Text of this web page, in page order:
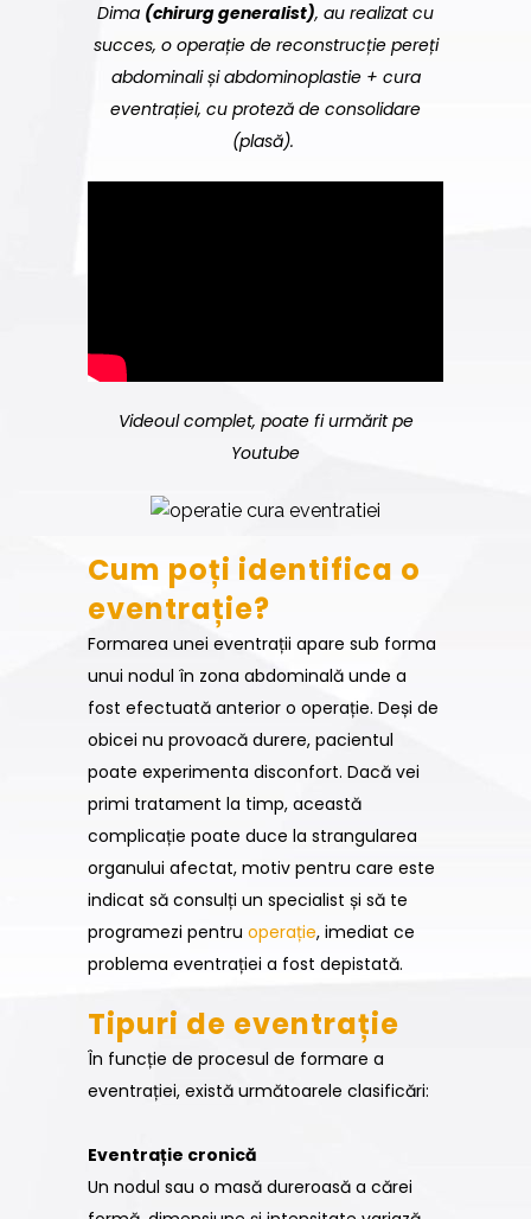
Dima (chirurg generalist), au realizat cu
succes, o operație de reconstrucție pereți
abdominali și abdominoplastie + cura
eventrației, cu proteză de consolidare
(plasă).
Videoul complet, poate fi urmărit pe
Youtube
Cum poți identifica o
eventrație?
Formarea unei eventrații apare sub forma
unui nodul în zona abdominală unde a
fost efectuată anterior o operație. Deși de
obicei nu provoacă durere, pacientul
poate experimenta disconfort. Dacă vei
primi tratament la timp, această
complicație poate duce la strangularea
organului afectat, motiv pentru care este
indicat să consulți un specialist și să te
programezi pentru operație, imediat ce
problema eventrației a fost depistată.
Tipuri de eventrație
În funcție de procesul de formare a
eventrației, există următoarele clasificări:
Eventrație cronică
Un nodul sau o masă dureroasă a cărei